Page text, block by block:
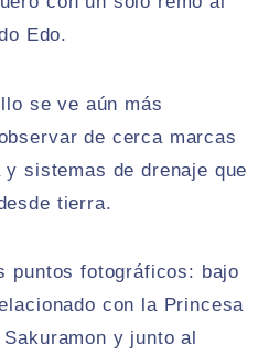
Edo.
se ve aún más
de cerca marcas
sistemas de drenaje que
tierra.
puntos fotográficos: bajo
con la Princesa
y junto al